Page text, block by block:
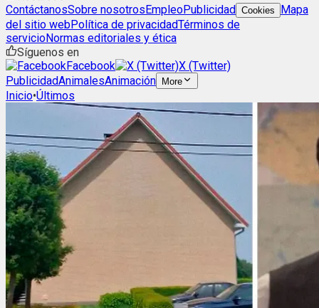
ContáctanosSobre nosotrosEmpleoPublicidad Cookies
Mapa
del sitio webPolítica de privacidadTérminos de
servicioNormas editoriales y ética
Síguenos en
Facebook
X (Twitter)
PublicidadAnimalesAnimación More
Inicio•Últimos